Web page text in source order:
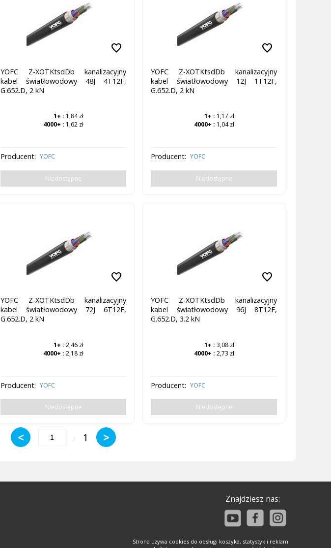
favorite
YOFC Z-XOTKtsdDb kanalizacyjny
kabel światłowodowy 48J 4T12F,
G.652.D, 2 kN
1+ : 1,84 zł
4000+ : 1,62 zł
Producent: YOFC
Niedostępne
favorite
YOFC Z-XOTKtsdDb kanalizacyjny
kabel światłowodowy 12J 1T12F,
G.652.D, 2 kN
1+ : 1,17 zł
4000+ : 1,04 zł
Producent: YOFC
Niedostępne
favorite
YOFC Z-XOTKtsdDb kanalizacyjny
kabel światłowodowy 72J 6T12F,
G.652.D, 2 kN
1+ : 2,46 zł
4000+ : 2,18 zł
Producent: YOFC
Niedostępne
favorite
YOFC Z-XOTKtsdDb kanalizacyjny
kabel światłowodowy 96J 8T12F,
G.652.D, 3.2 kN
1+ : 3,08 zł
4000+ : 2,73 zł
Producent: YOFC
Niedostępne
< - 1 >
Znajdziesz nas:
Strona używa cookies do obsługi koszyka, statystyk i reklam